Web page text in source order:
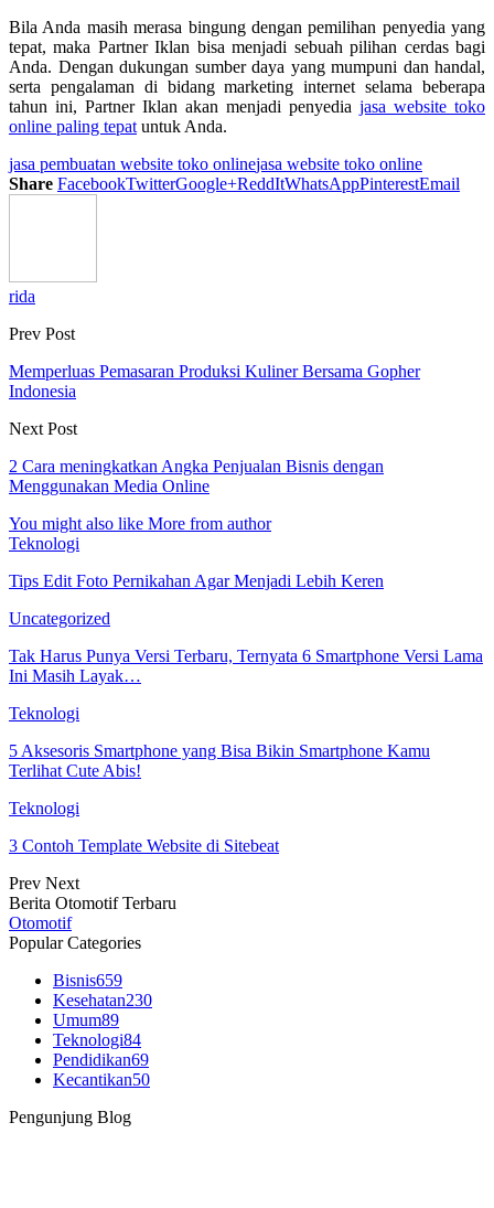
Bila Anda masih merasa bingung dengan pemilihan penyedia yang
tepat, maka Partner Iklan bisa menjadi sebuah pilihan cerdas bagi
Anda. Dengan dukungan sumber daya yang mumpuni dan handal,
serta pengalaman di bidang marketing internet selama beberapa
tahun ini, Partner Iklan akan menjadi penyedia jasa website toko
online paling tepat untuk Anda.
jasa pembuatan website toko onlinejasa website toko online
Share FacebookTwitterGoogle+ReddItWhatsAppPinterestEmail
rida
Prev Post
Memperluas Pemasaran Produksi Kuliner Bersama Gopher
Indonesia
Next Post
2 Cara meningkatkan Angka Penjualan Bisnis dengan
Menggunakan Media Online
You might also like More from author
Teknologi
Tips Edit Foto Pernikahan Agar Menjadi Lebih Keren
Uncategorized
Tak Harus Punya Versi Terbaru, Ternyata 6 Smartphone Versi Lama
Ini Masih Layak…
Teknologi
5 Aksesoris Smartphone yang Bisa Bikin Smartphone Kamu
Terlihat Cute Abis!
Teknologi
3 Contoh Template Website di Sitebeat
Prev Next
Berita Otomotif Terbaru
Otomotif
Popular Categories
Bisnis659
Kesehatan230
Umum89
Teknologi84
Pendidikan69
Kecantikan50
Pengunjung Blog